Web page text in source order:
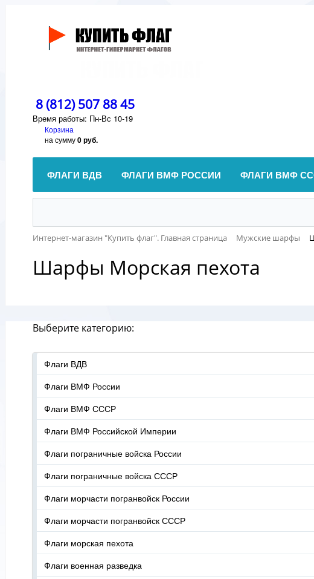
8 (812) 507 88 45
Время работы: Пн-Вс 10-19
Корзина
на сумму0 руб.
ФЛАГИ ВДВ ФЛАГИ ВМФ РОССИИ ФЛАГИ ВМФ
Интернет-магазин "Купить флаг". Главная страница Мужские шарфы
Шарфы Морская пехота
Выберите категорию:
Флаги ВДВ
Флаги ВМФ России
Флаги ВМФ СССР
Флаги ВМФ Российской Империи
Флаги пограничные войска России
Флаги пограничные войска СССР
Флаги морчасти погранвойск России
Флаги морчасти погранвойск СССР
Флаги морская пехота
Флаги военная разведка